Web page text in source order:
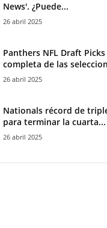
News'. ¿Puede...
26 abril 2025
Panthers NFL Draft
completa de las
26 abril 2025
Nationals récord de
para terminar la cuarta...
26 abril 2025